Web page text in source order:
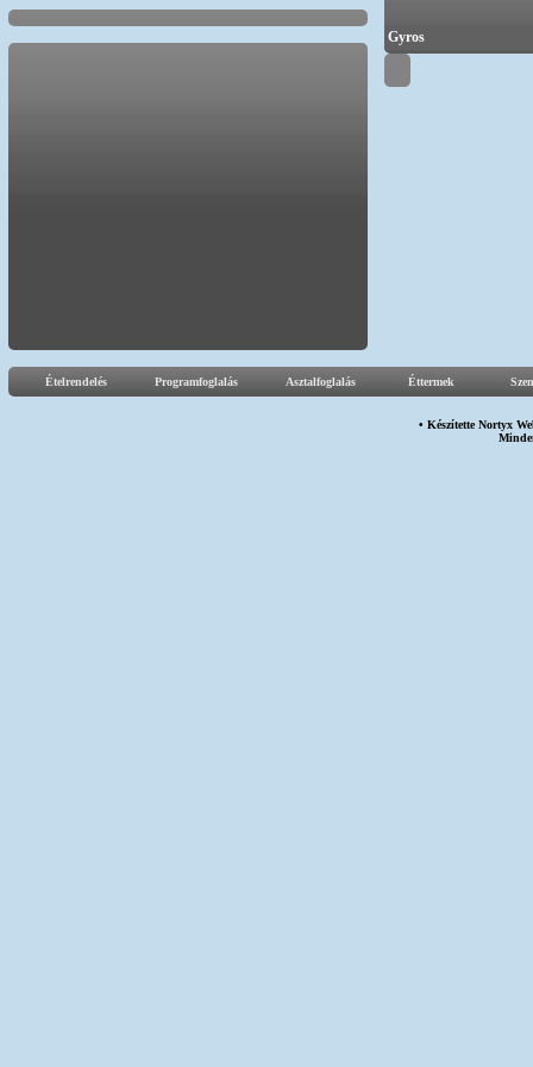
Gyros
Ételrendelés Programfoglalás Asztalfoglalás Éttermek
• KészítetteNortyx